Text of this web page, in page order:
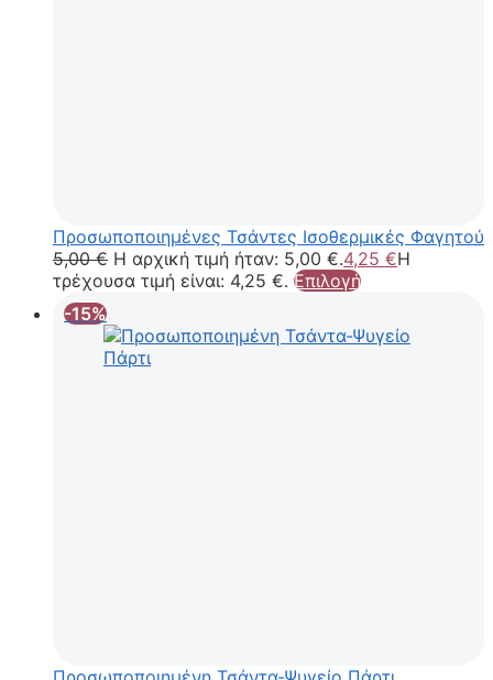
Προσωποποιημένες Τσάντες Ισοθερμικές Φαγητού
5,00€ Η αρχική τιμή ήταν: 5,00 €.4,25 €Η
τρέχουσα τιμή είναι: 4,25 €. Επιλογή
-15%